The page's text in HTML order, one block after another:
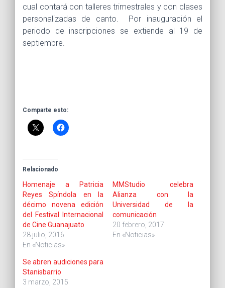
cual contará con talleres trimestrales y con clases
personalizadas de canto. Por inauguración el
periodo de inscripciones se extiende al 19 de
septiembre.
Comparte esto:
Relacionado
Homenaje a Patricia
Reyes Spíndola en la
décimo novena edición
del Festival Internacional
de Cine Guanajuato
28 julio, 2016
En «Noticias»
MMStudio celebra
Alianza con la
Universidad de la
comunicación
20 febrero, 2017
En «Noticias»
Se abren audiciones para
Stanisbarrio
3 marzo, 2015